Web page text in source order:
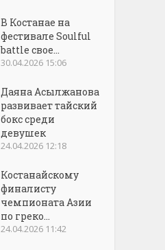
В Костанае на
фестивале Soulful
battle свое...
30.04.2026 15:06
Даяна Асылжанова
развивает тайский
бокс среди
девушек
24.04.2026 12:18
Костанайскому
финалисту
чемпионата Азии
по греко...
24.04.2026 11:42